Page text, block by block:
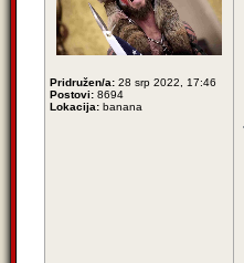
Pridružen/a: 28 srp 2022, 17:46
Postovi: 8694
Lokacija: banana